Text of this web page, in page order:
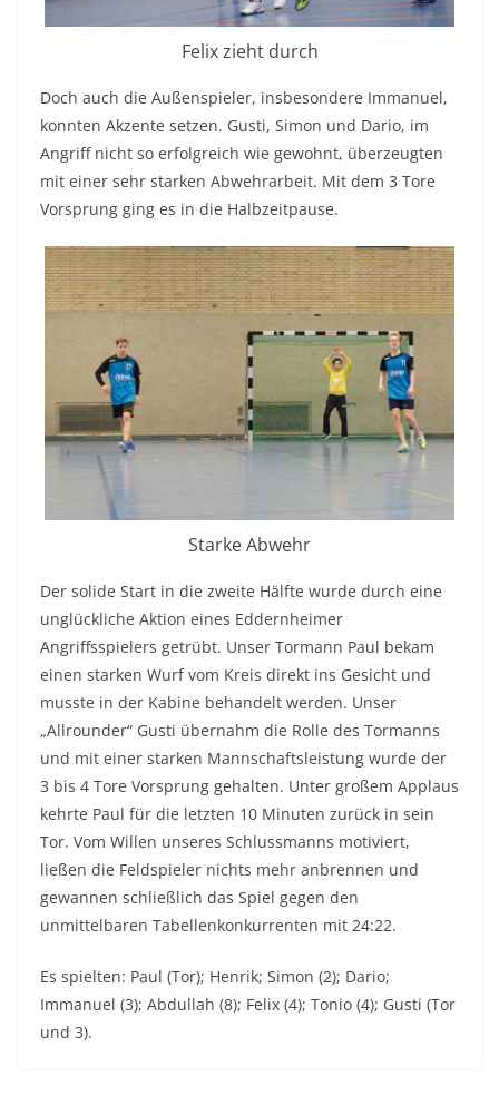
Felix zieht durch
Doch auch die Außenspieler, insbesondere Immanuel,
konnten Akzente setzen. Gusti, Simon und Dario, im
Angriff nicht so erfolgreich wie gewohnt, überzeugten
mit einer sehr starken Abwehrarbeit. Mit dem 3 Tore
Vorsprung ging es in die Halbzeitpause.
Starke Abwehr
Der solide Start in die zweite Hälfte wurde durch eine
unglückliche Aktion eines Eddernheimer
Angriffsspielers getrübt. Unser Tormann Paul bekam
einen starken Wurf vom Kreis direkt ins Gesicht und
musste in der Kabine behandelt werden. Unser
„Allrounder“ Gusti übernahm die Rolle des Tormanns
und mit einer starken Mannschaftsleistung wurde der
3 bis 4 Tore Vorsprung gehalten. Unter großem Applaus
kehrte Paul für die letzten 10 Minuten zurück in sein
Tor. Vom Willen unseres Schlussmanns motiviert,
ließen die Feldspieler nichts mehr anbrennen und
gewannen schließlich das Spiel gegen den
unmittelbaren Tabellenkonkurrenten mit 24:22.
Es spielten: Paul (Tor); Henrik; Simon (2); Dario;
Immanuel (3); Abdullah (8); Felix (4); Tonio (4); Gusti (Tor
und 3).